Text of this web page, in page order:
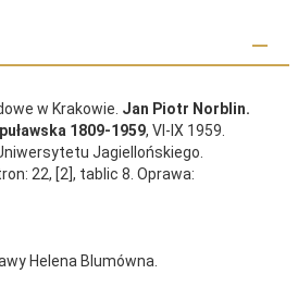
w Krakowie. Jan Piotr Norblin.
1809-1959, VI-IX 1959.
Jagiellońskiego.
22, [2], tablic 8. Oprawa:
Helena Blumówna.